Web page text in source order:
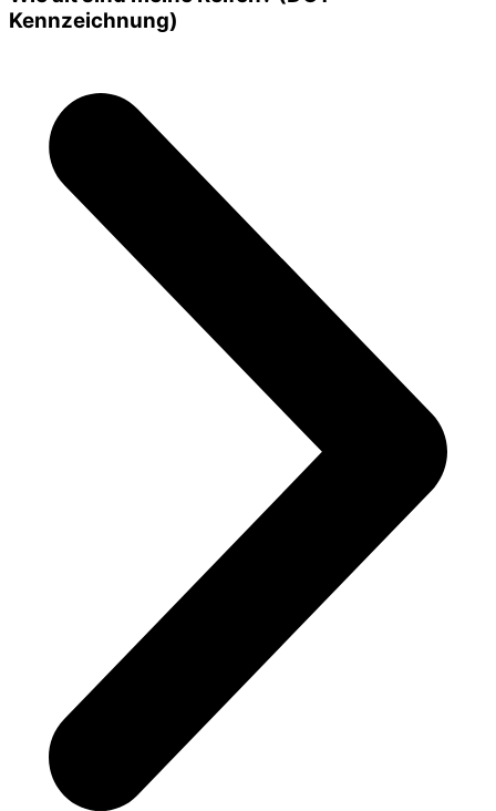
Kennzeichnung)